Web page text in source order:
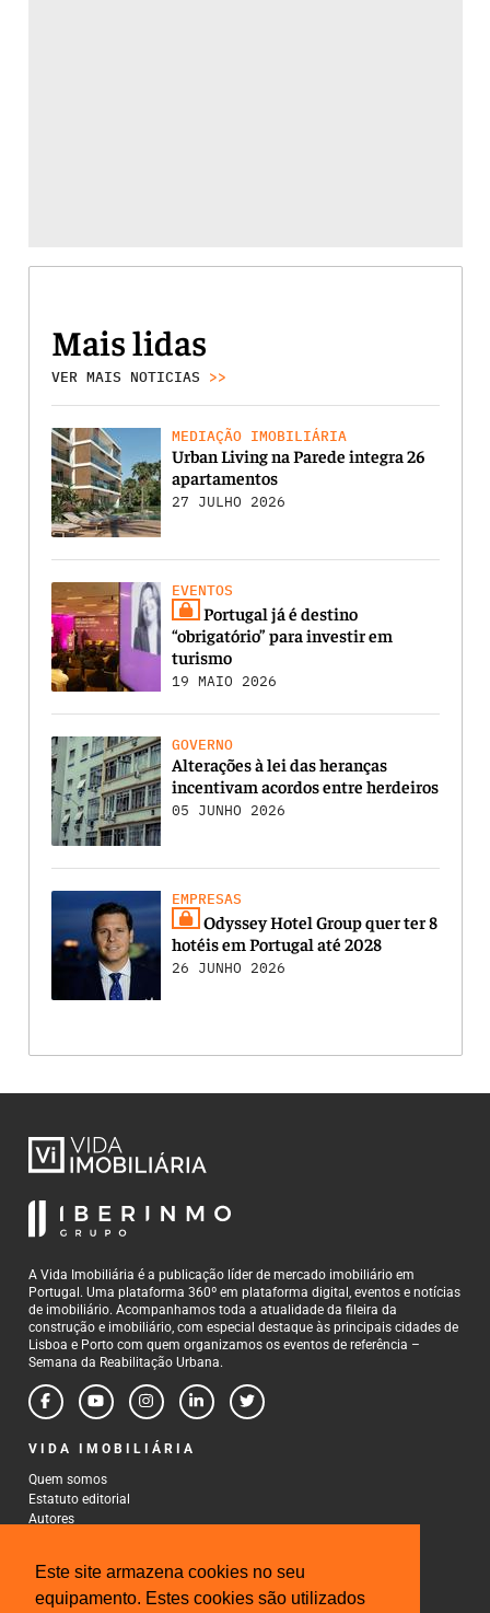
Este site armazena cookies no seu
equipamento. Estes cookies são utilizados
Mais lidas
VER MAIS NOTICIAS >>
MEDIAÇÃO IMOBILIÁRIA
Urban Living na Parede integra 26
apartamentos
27 JULHO 2026
EVENTOS
Portugal já é destino
“obrigatório” para investir em
turismo
19 MAIO 2026
GOVERNO
Alterações à lei das heranças
incentivam acordos entre herdeiros
05 JUNHO 2026
EMPRESAS
Odyssey Hotel Group quer ter 8
hotéis em Portugal até 2028
26 JUNHO 2026
A Vida Imobiliária é a publicação líder de mercado imobiliário em
Portugal. Uma plataforma 360º em plataforma digital, eventos e notícias
de imobiliário. Acompanhamos toda a atualidade da fileira da
construção e imobiliário, com especial destaque às principais cidades de
Lisboa e Porto com quem organizamos os eventos de referência –
Semana da Reabilitação Urbana.
VIDA IMOBILIÁRIA
Quem somos
Estatuto editorial
Autores
CONTACTOS